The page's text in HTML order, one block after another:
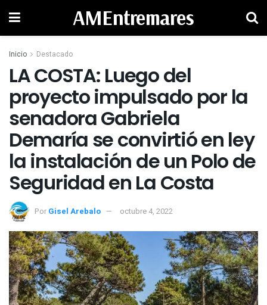
AMEntremares
Inicio Destacado
LA COSTA: Luego del
proyecto impulsado por la
senadora Gabriela
Demaría se convirtió en ley
la instalación de un Polo de
Seguridad en La Costa
Por Gisel Arebalo octubre 4, 2022